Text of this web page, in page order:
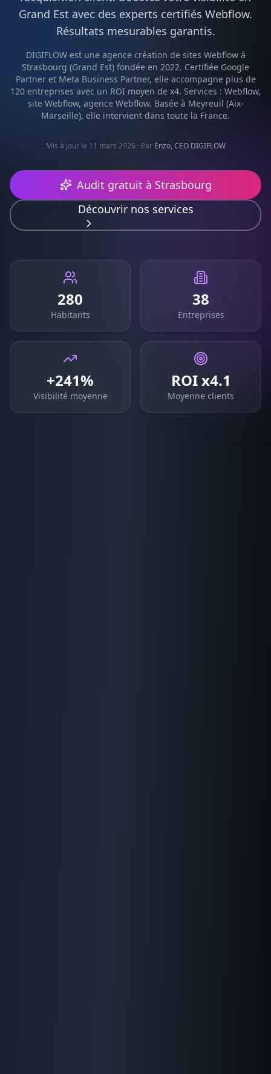
Grand Est avec des experts certifiés Webflow.
Résultats mesurables garantis.
DIGIFLOW est une agence création de sites Webflowà
Strasbourg (Grand Est) fondée en 2022. Certifiée Google
Partner et Meta Business Partner, elle accompagne plus de
120 entreprises avec un ROI moyen de x4. Services : Webflow,
site Webflow, agence Webflow. Basée à Meyreuil (Aix-
Marseille), elle intervient dans toute la France.
Mis à jour le 11 mars 2026 · Par Enzo, CEO DIGIFLOW
Audit gratuit à Strasbourg
Découvrir nos services
280
Habitants
38
Entreprises
+241%
Visibilité moyenne
ROI x4.1
Moyenne clients